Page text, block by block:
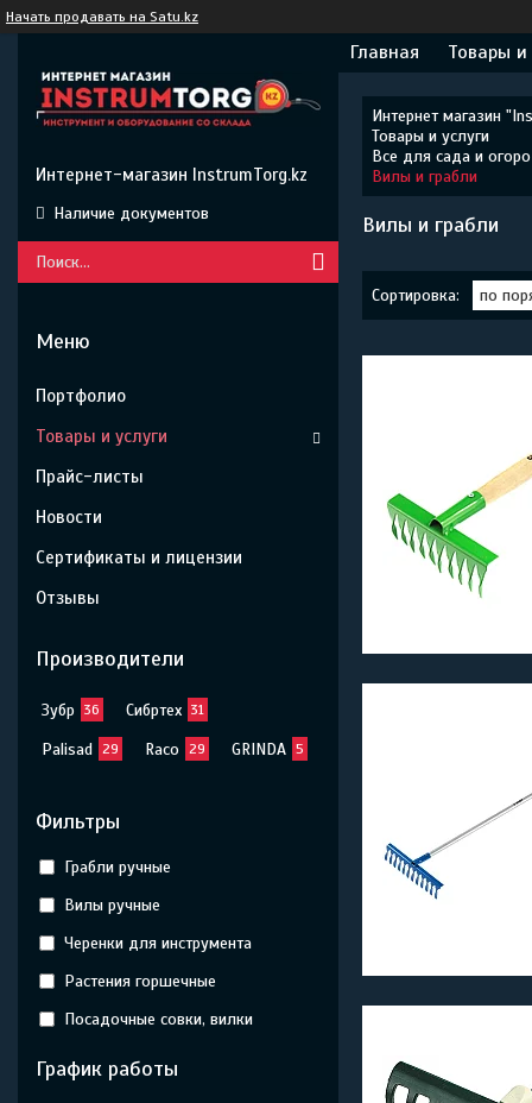
Начать продавать на Satu.kz
Главная Товары и
Интернет магазин
Товары и услуги
Все для сада и
Вилы и грабли
Вилы и грабли
Интернет-магазин InstrumTorg.kz
Наличие документов
Портфолио
Товары и услуги
Прайс-листы
Новости
Сертификаты и лицензии
Отзывы
Производители
Зубр 36 Сибртех 31
Palisad 29 Raco 29 GRINDA 5
Фильтры
Грабли ручные
Вилы ручные
Черенки для инструмента
Растения горшечные
Посадочные совки, вилки
График работы